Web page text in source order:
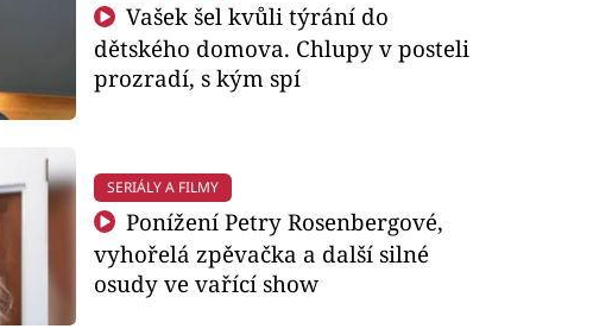
Vašek šel kvůli týrání do
dětského domova. Chlupy v posteli
prozradí, s kým spí
SERIÁLY A FILMY
Ponížení Petry Rosenbergové,
vyhořelá zpěvačka a další silné
osudy ve vařící show